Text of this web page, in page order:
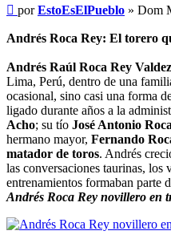
Mensaje
porEstoEsElPueblo » Dom
Andrés Roca Rey: El torero
Andrés Raúl Roca Rey Valdez
Lima, Perú, dentro de una
ocasional, sino casi una forma
ligado durante años a la
Acho; su tío José Antonio
hermano mayor, Fernando
matador de toros. Andrés
las conversaciones taurinas, los
entrenamientos formaban parte
Andrés Roca Rey novillero en